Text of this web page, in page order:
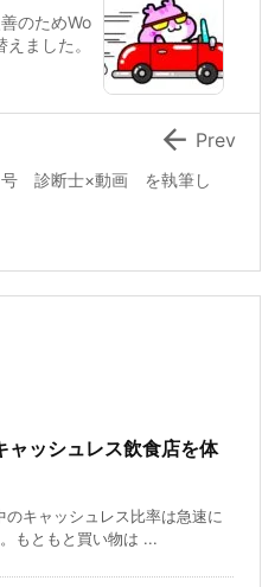
のためWo
ました。
号 診断士×動画 を執筆し
 Prev
ャッシュレス飲食店を体
のキャッシュレス比率は急速に
もともと買い物は ...